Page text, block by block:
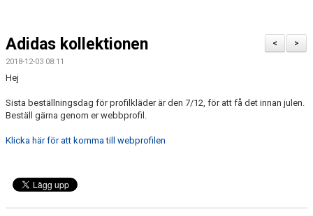
LÄNKAR
MEDLEMS OCH TRÄNINGSAVGIFTER
>
<
Adidas kollektionen
2018-12-03 08:11
Hej
Sista beställningsdag för profilkläder är den 7/12, för att få det innan julen.
Beställ gärna genom er webbprofil.
Klicka här för att komma till webprofilen